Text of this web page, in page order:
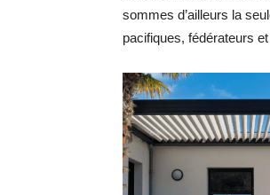
sommes d’ailleurs la
pacifiques, fédérateurs